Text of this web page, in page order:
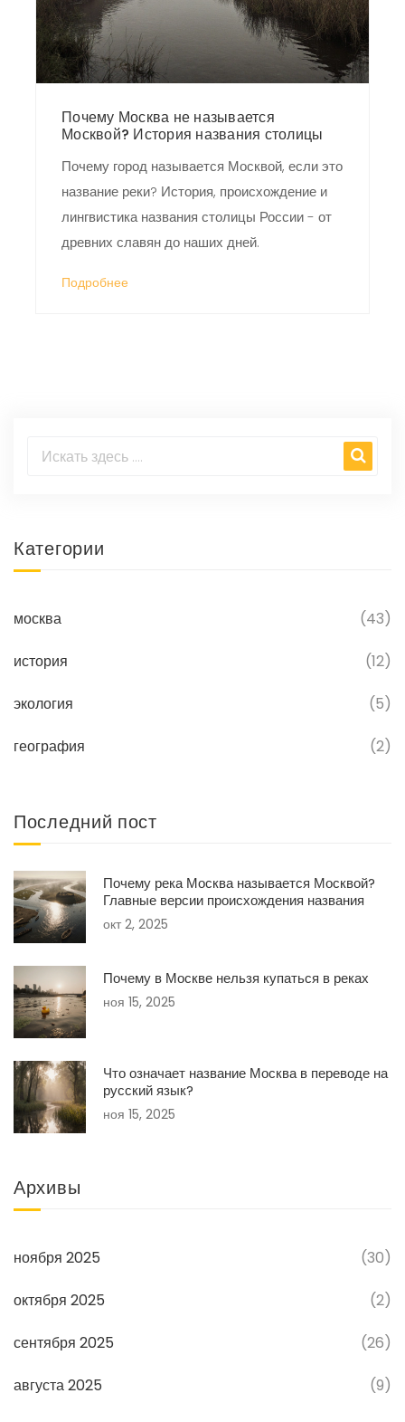
Почему Москва не называется
Москвой? История названия столицы
Почему город называется Москвой, если это
название реки? История, происхождение и
лингвистика названия столицы России - от
древних славян до наших дней.
Подробнее
Категории
москва (43)
история (12)
экология (5)
география (2)
Последний пост
Почему река Москва называется Москвой?
Главные версии происхождения названия
окт 2, 2025
Почему в Москве нельзя купаться в реках
ноя 15, 2025
Что означает название Москва в переводе на
русский язык?
ноя 15, 2025
Архивы
ноября 2025 (30)
октября 2025 (2)
сентября 2025 (26)
августа 2025 (9)